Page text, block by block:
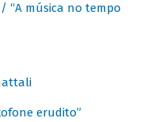
“A música no tempo
erudito”